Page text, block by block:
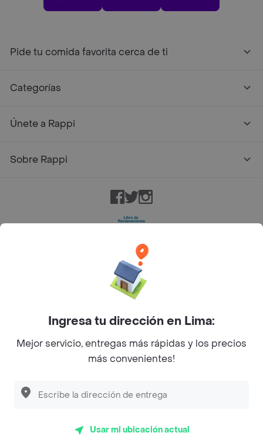
Pide tu comida favorita cerca de ti
Categorías
Únete a Rappi
Sobre Rappi
Facebook
TwitterInstagram
Rappi Inc. All rights reserved.
Ingresa tu dirección en Lima:
Mejor servicio, entregas más rápidas y los precios
más convenientes!
Usar mi ubicación actual